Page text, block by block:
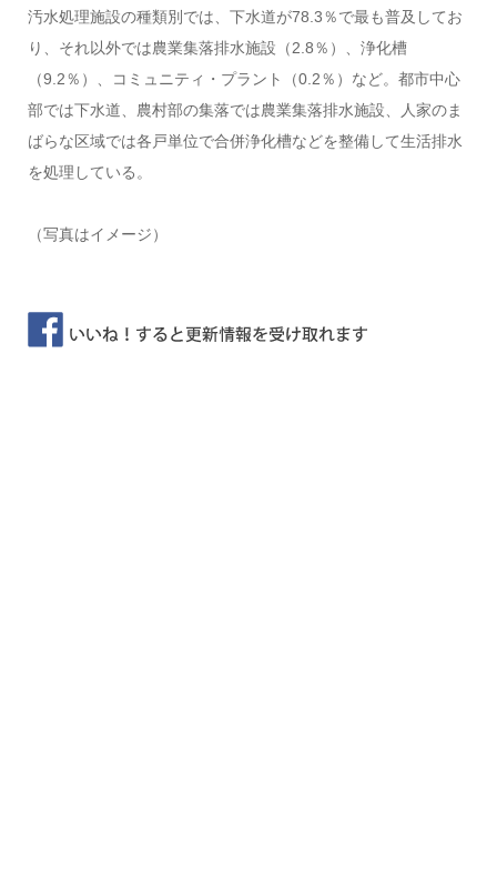
汚水処理施設の種類別では、下水道が78.3％で最も普及してお
り、それ以外では農業集落排水施設（2.8％）、浄化槽
（9.2％）、コミュニティ・プラント（0.2％）など。都市中心
部では下水道、農村部の集落では農業集落排水施設、人家のま
ばらな区域では各戸単位で合併浄化槽などを整備して生活排水
を処理している。
（写真はイメージ）